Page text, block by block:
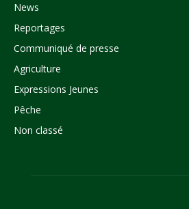
News
Reportages
Communiqué de presse
Agriculture
Expressions Jeunes
Pêche
Non classé